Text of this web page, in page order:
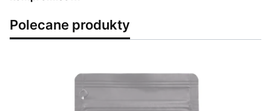
Polecane produkty